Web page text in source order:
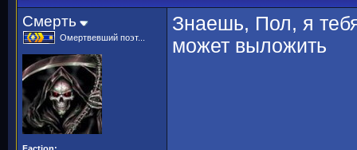
Смерть
Омертвевший поэт...
Знаешь, Пол, я
может выложить